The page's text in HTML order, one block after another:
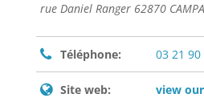
rue Daniel Ranger 62870
Téléphone: 03 21 90
Site web: view